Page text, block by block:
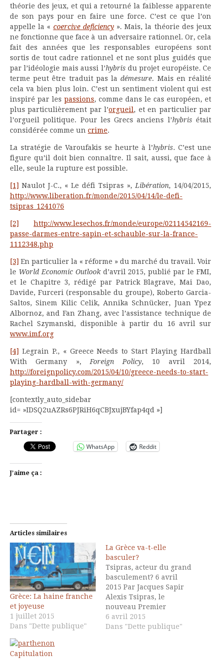
théorie des jeux, et qui a retourné la faiblesse apparente
de son pays pour en faire une force. C’est ce que l’on
appelle la « coercive deficiency». Mais, la théorie des jeux
ne fonctionne que face à un adversaire rationnel. Or, cela
fait des années que les responsables européens sont
sortis de tout cadre rationnel et ne sont plus guidés que
par l’idéologie mais aussi l’hybris du projet européiste. Ce
terme peut être traduit pas ladémesure. Mais en réalité
cela va bien plus loin. C’est un sentiment violent qui est
inspiré par les passions, comme dans le cas européen, et
plus particulièrement par l’orgueil , et en particulier par
l’orgueil politique. Pour les Grecs anciens l’hybris était
considérée comme un crime.
La stratégie de Varoufakis se heurte à l’hybris. C’est une
figure qu’il doit bien connaître. Il sait, aussi, que face à
elle, seule la rupture est possible.
[1] Naulot J-C., « Le défi Tsipras », Libération, 14/04/2015,
http://www.liberation.fr/monde/2015/04/14/le-defi-
tsipras_1241076
[2]
http://www.lesechos.fr/monde/europe/02114542169-
passe-darmes-entre-sapin-et-schauble-sur-la-france-
1112348.php
[3] En particulier la « réforme » du marché du travail. Voir
le World Economic Outlookd’avril 2015, publié par le FMI,
et le Chapitre 3, rédigé par Patrick Blagrave, Mai Dao,
Davide, Furceri (responsable du groupe), Roberto Garcia-
Saltos, Sinem Kilic Celik, Annika Schnücker, Juan Ypez
Albornoz, and Fan Zhang, avec l’assistance technique de
Rachel Szymanski, disponible à partir du 16 avril sur
www.imf.org
[4] Legrain P., « Greece Needs to Start Playing Hardball
With Germany », Foreign Policy, 10 avril 2014,
http://foreignpolicy.com/2015/04/10/greece-needs-to-start-
playing-hardball-with-germany/
[contextly_auto_sidebar
id= »IDSQ2uAZRs6PJRiH6qCBJxujBYfap4qd »]
Partager :
WhatsApp Reddit
J’aime ça :
Articles similaires
Grèce: La haine franche
et joyeuse
1 juillet 2015
Dans "Dette publique"
La Grèce va-t-elle
basculer?
Tsipras, acteur du grand
basculement? 6 avril
2015 Par Jacques Sapir
Alexis Tsipras, le
nouveau Premier
Ministre de la Grèce
sera le 8 avril à Moscou.
6 avril 2015
Dans "Dette publique"
Capitulation